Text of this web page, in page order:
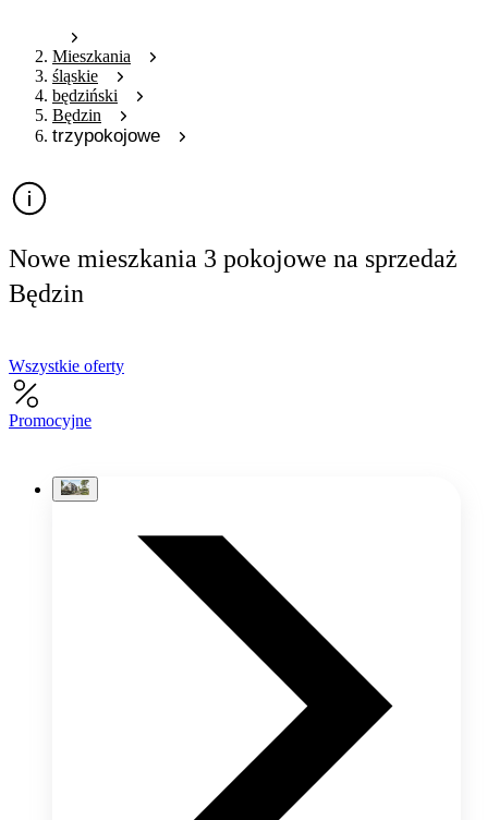
Mieszkania
śląskie
będziński
Będzin
trzypokojowe
Nowe mieszkania 3 pokojowe na sprzedaż
Będzin
Wszystkie oferty
Promocyjne